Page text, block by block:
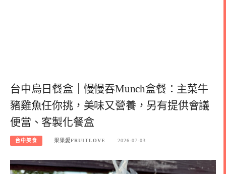
台中烏日餐盒｜慢慢吞Munch盒餐：主菜牛
豬雞魚任你挑，美味又營養，另有提供會議
便當、客製化餐盒
台中美食 果果愛FRUITLOVE 2026-07-03